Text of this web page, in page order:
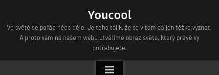
content
Youcool
Ve světě se pořád něco děje. Je toho tolik, že se v tom dá jen těžko vyznat.
A proto vám na našem webu utváříme obraz světa, který právě vy
potřebujete.